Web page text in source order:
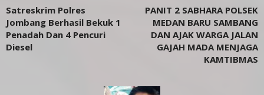
Satreskrim Polres
Jombang Berhasil Bekuk 1
Penadah Dan 4 Pencuri
Diesel
PANIT 2 SABHARA POLSEK
MEDAN BARU SAMBANG
DAN AJAK WARGA JALAN
GAJAH MADA MENJAGA
KAMTIBMAS